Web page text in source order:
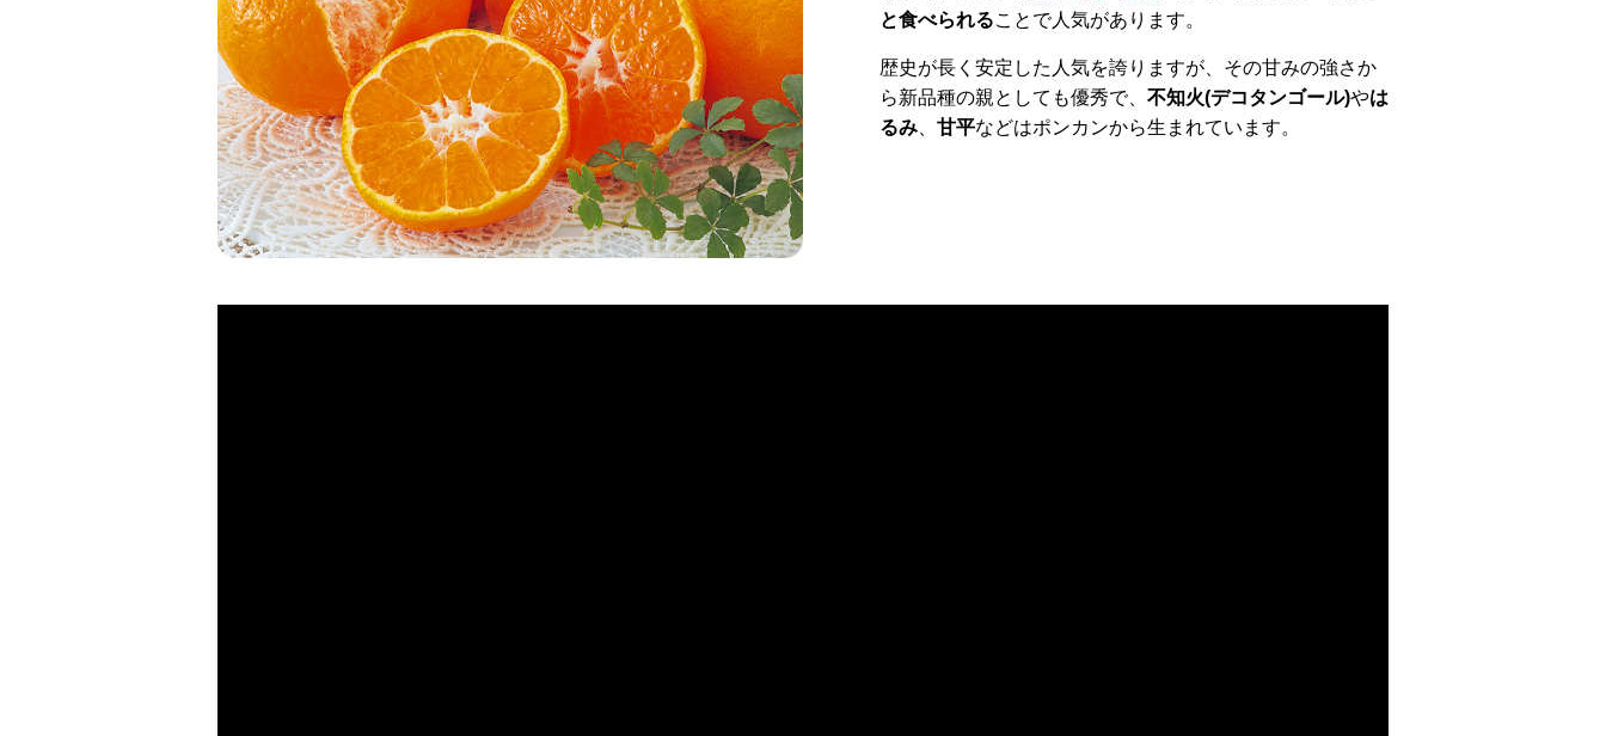
と食べられることで人気があります。
歴史が長く安定した人気を誇りますが、その甘みの強さか
ら新品種の親としても優秀で、 不知火(デコタンゴール)やは
るみ、 甘平などはポンカンから生まれています。